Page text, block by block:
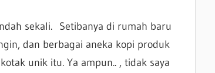
sekali. Setibanya di rumah baru
dan berbagai aneka kopi produk
unik itu. Ya ampun.. , tidak saya